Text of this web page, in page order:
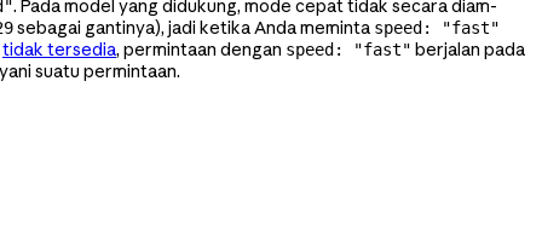
. Pada model yang didukung, mode cepat tidak secara diam-
sebagai gantinya), jadi ketika Anda meminta speed: "fast"
tidak tersedia, permintaan dengan speed: "fast" berjalan pada
suatu permintaan.